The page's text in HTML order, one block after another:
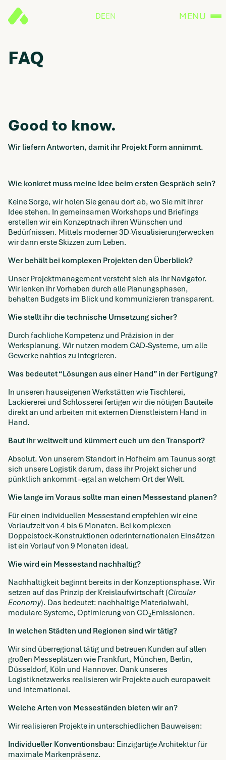
DEEN MENU
FAQ
Good to know.
Wir liefern Antworten, damit ihr Projekt Form annimmt.
Wie konkret muss meine Idee beim ersten Gespräch sein?
Keine Sorge, wir holen Sie genau dort ab, wo Sie mit ihrer
Idee stehen. In gemeinsamen Workshops und Briefings
erstellen wir ein Konzeptnach ihren Wünschen und
Bedürfnissen. Mittels moderner 3D-Visualisierungerwecken
wir dann erste Skizzen zum Leben.
Wer behält bei komplexen Projekten den Überblick?
Unser Projektmanagement versteht sich als ihr Navigator.
Wir lenken ihr Vorhaben durch alle Planungsphasen,
behalten Budgets im Blick und kommunizieren transparent.
Wie stellt ihr die technische Umsetzung sicher?
Durch fachliche Kompetenz und Präzision in der
Werksplanung. Wir nutzen modern CAD-Systeme, um alle
Gewerke nahtlos zu integrieren.
Was bedeutet “Lösungen aus einer Hand” in der Fertigung?
In unseren hauseigenen Werkstätten wie Tischlerei,
Lackiererei und Schlosserei fertigen wir die nötigen Bauteile
direkt an und arbeiten mit externen Dienstleistern Hand in
Hand.
Baut ihr weltweit und kümmert euch um den Transport?
Absolut. Von unserem Standort in Hofheim am Taunus sorgt
sich unsere Logistik darum, dass ihr Projekt sicher und
pünktlich ankommt –egal an welchem Ort der Welt.
Wie lange im Voraus sollte man einen Messestand planen?
Für einen individuellen Messestand empfehlen wir eine
Vorlaufzeit von 4 bis 6 Monaten. Bei komplexen
Doppelstock-Konstruktionen oderinternationalen Einsätzen
ist ein Vorlauf von 9 Monaten ideal.
Wie wird ein Messestand nachhaltig?
Nachhaltigkeit beginnt bereits in der Konzeptionsphase. Wir
setzen auf das Prinzip der Kreislaufwirtschaft (Circular
Economy). Das bedeutet: nachhaltige Materialwahl,
modulare Systeme, Optimierung von CO2Emissionen.
In welchen Städten und Regionen sind wir tätig?
Wir sind überregional tätig und betreuen Kunden auf allen
großen Messeplätzen wie Frankfurt, München, Berlin,
Düsseldorf, Köln und Hannover. Dank unseres
Logistiknetzwerks realisieren wir Projekte auch europaweit
und international.
Welche Arten von Messeständen bieten wir an?
Wir realisieren Projekte in unterschiedlichen Bauweisen:
Individueller Konventionsbau: Einzigartige Architektur für
maximale Markenpräsenz.